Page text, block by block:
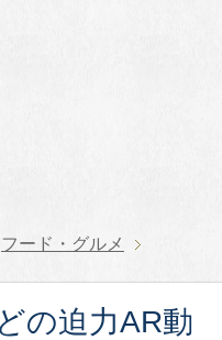
フード・グルメ
の迫力AR動